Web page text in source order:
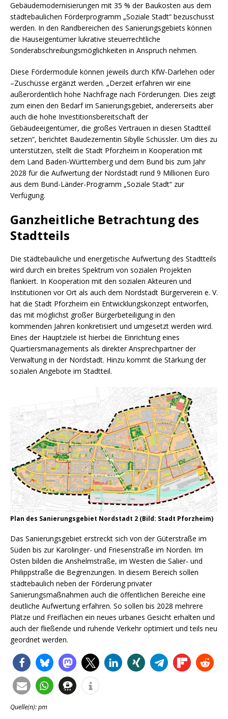
Gebäudemodernisierungen mit 35 % der Baukosten aus dem
städtebaulichen Förderprogramm „Soziale Stadt“ bezuschusst
werden. In den Randbereichen des Sanierungsgebiets können
die Hauseigentümer lukrative steuerrechtliche
Sonderabschreibungsmöglichkeiten in Anspruch nehmen.
Diese Fördermodule können jeweils durch KfW-Darlehen oder
–Zuschüsse ergänzt werden. „Derzeit erfahren wir eine
außerordentlich hohe Nachfrage nach Förderungen. Dies zeigt
zum einen den Bedarf im Sanierungsgebiet, andererseits aber
auch die hohe Investitionsbereitschaft der
Gebäudeeigentümer, die großes Vertrauen in diesen Stadtteil
setzen“, berichtet Baudezernentin Sibylle Schüssler. Um dies zu
unterstützen, stellt die Stadt Pforzheim in Kooperation mit
dem Land Baden-Württemberg und dem Bund bis zum Jahr
2028 für die Aufwertung der Nordstadt rund 9 Millionen Euro
aus dem Bund-Länder-Programm „Soziale Stadt“ zur
Verfügung.
Ganzheitliche Betrachtung des
Stadtteils
Die städtebauliche und energetische Aufwertung des Stadtteils
wird durch ein breites Spektrum von sozialen Projekten
flankiert. In Kooperation mit den sozialen Akteuren und
Institutionen vor Ort als auch dem Nordstadt Bürgerverein e. V.
hat die Stadt Pforzheim ein Entwicklungskonzept entworfen,
das mit möglichst großer Bürgerbeteiligung in den
kommenden Jahren konkretisiert und umgesetzt werden wird.
Eines der Hauptziele ist hierbei die Einrichtung eines
Quartiersmanagements als direkter Ansprechpartner der
Verwaltung in der Nordstadt. Hinzu kommt die Stärkung der
sozialen Angebote im Stadtteil.
Plan des Sanierungsgebiet Nordstadt 2 (Bild: Stadt Pforzheim)
Das Sanierungsgebiet erstreckt sich von der Güterstraße im
Süden bis zur Karolinger- und Friesenstraße im Norden. Im
Osten bilden die Anshelmstraße, im Westen die Salier- und
Philippstraße die Begrenzungen. In diesem Bereich sollen
städtebaulich neben der Förderung privater
Sanierungsmaßnahmen auch die öffentlichen Bereiche eine
deutliche Aufwertung erfahren. So sollen bis 2028 mehrere
Plätze und Freiflächen ein neues urbanes Gesicht erhalten und
auch der fließende und ruhende Verkehr optimiert und teils neu
geordnet werden.
Quelle(n): pm